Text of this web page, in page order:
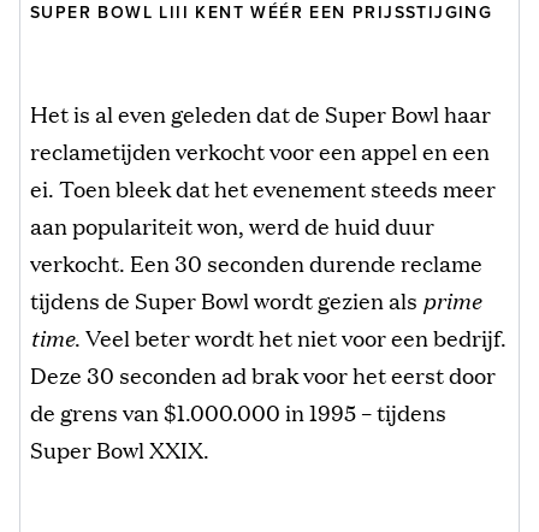
SUPER BOWL LIII KENT WÉÉR EEN PRIJSSTIJGING
Het is al even geleden dat de Super Bowl haar
reclametijden verkocht voor een appel en een
ei. Toen bleek dat het evenement steeds meer
aan populariteit won, werd de huid duur
verkocht. Een 30 seconden durende reclame
tijdens de Super Bowl wordt gezien als prime
time. Veel beter wordt het niet voor een bedrijf.
Deze 30 seconden ad brak voor het eerst door
de grens van $1.000.000 in 1995 – tijdens
Super Bowl XXIX.